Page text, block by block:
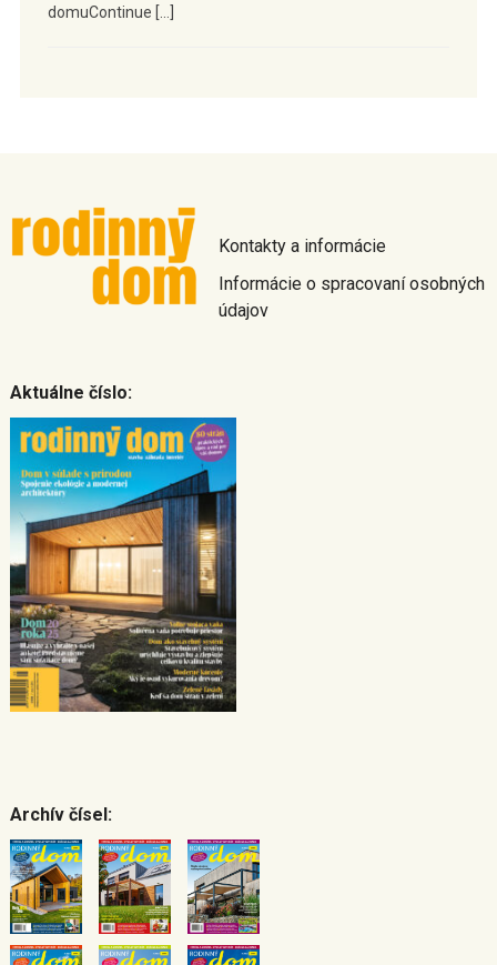
domuContinue […]
Kontakty a informácie
Informácie o spracovaní osobných
údajov
Aktuálne číslo:
Archív čísel: